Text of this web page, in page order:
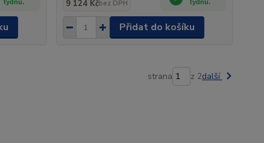
týdnů.
9 124 Kčbez DPH
týdnů.
Přidat do košíku
strana z 2další